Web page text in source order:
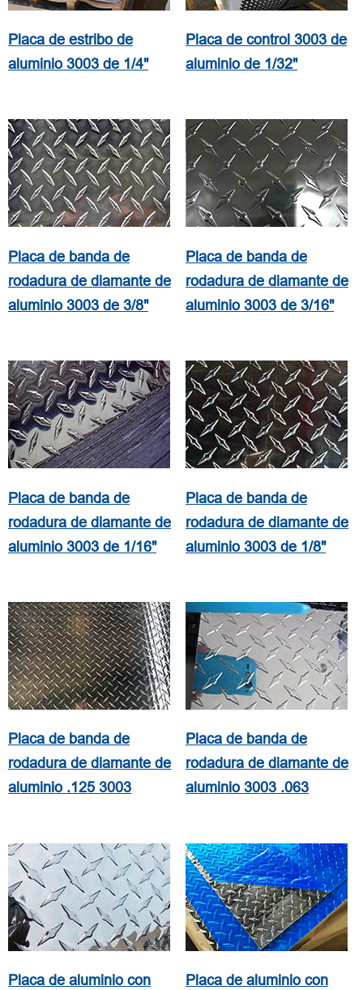
Placa de estribo de
aluminio 3003 de 1/4"
Placa de control 3003 de
aluminio de 1/32"
Placa de banda de
rodadura de diamante de
aluminio 3003 de 3/8"
Placa de banda de
rodadura de diamante de
aluminio 3003 de 3/16"
Placa de banda de
rodadura de diamante de
aluminio 3003 de 1/16"
Placa de banda de
rodadura de diamante de
aluminio 3003 de 1/8"
Placa de banda de
rodadura de diamante de
aluminio .125 3003
Placa de banda de
rodadura de diamante de
aluminio 3003 .063
Placa de aluminio con
Placa de aluminio con